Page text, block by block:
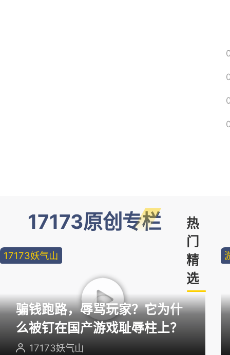
17173原创专栏
热
门
精
选
17173妖气山
骗钱跑路，辱骂玩家？它为什
么被钉在国产游戏耻辱柱上？
17173妖气山